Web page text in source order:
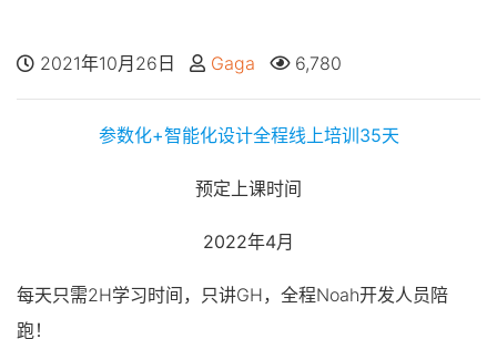
2021年10月26日 Gaga 6,780
参数化+智能化设计全程线上培训35天
预定上课时间
2022年4月
每天只需2H学习时间，只讲GH，全程Noah开发人员陪
跑！